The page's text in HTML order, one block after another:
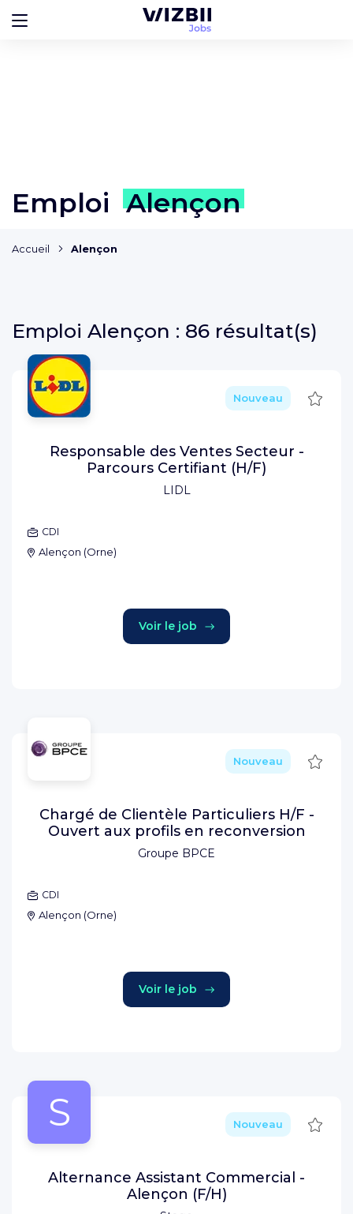
Emploi Alençon
Accueil Alençon
Emploi Alençon : 86 résultat(s)
LIDL
Nouveau
Responsable des Ventes Secteur -
Parcours Certifiant (H/F)
CDI
Alençon (Orne)
Voir le job
Groupe BPCE
Nouveau
Chargé de Clientèle Particuliers H/F -
Ouvert aux profils en reconversion
CDI
Alençon (Orne)
Voir le job
S Nouveau
Alternance Assistant Commercial -
Alençon (F/H)